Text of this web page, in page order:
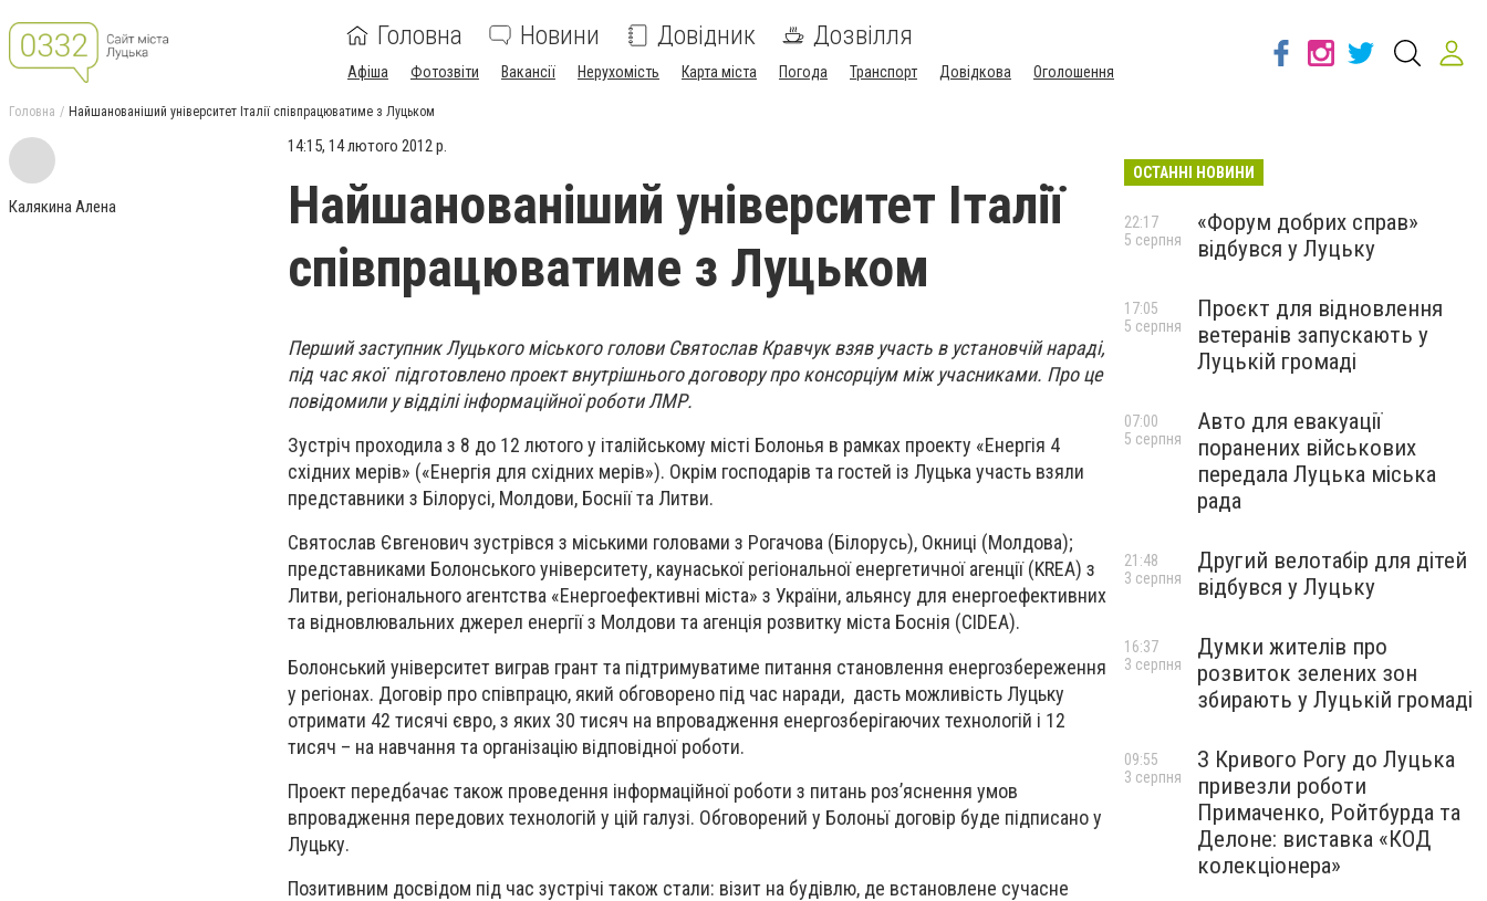
Головна Новини Довідник Дозвілля
Афіша Фотозвіти Вакансії Нерухомість Карта міста Погода Транспорт Довідкова Оголошення
Головна Найшанованіший університет Італії співпрацюватиме з Луцьком
Калякина Алена
14:15, 14 лютого 2012 р.
Найшанованіший університет Італії
співпрацюватиме з Луцьком
Перший заступник Луцького міського голови Святослав Кравчук взяв участь в установчій нараді,
під час якої підготовлено проект внутрішнього договору про консорціум між учасниками. Про це
повідомили у відділі інформаційної роботи ЛМР.
Зустріч проходила з 8 до 12 лютого у італійському місті Болонья в рамках проекту «Енергія 4
східних мерів» («Енергія для східних мерів»). Окрім господарів та гостей із Луцька участь взяли
представники з Білорусі, Молдови, Боснії та Литви.
Святослав Євгенович зустрівся з міськими головами з Рогачова (Білорусь), Окниці (Молдова);
представниками Болонського університету, каунаської регіональної енергетичної агенції (KREA) з
Литви, регіонального агентства «Енергоефективні міста» з України, альянсу для енергоефективних
та відновлювальних джерел енергії з Молдови та агенція розвитку міста Боснія (CIDEA).
Болонський університет виграв грант та підтримуватиме питання становлення енергозбереження
у регіонах. Договір про співпрацю, який обговорено під час наради, дасть можливість Луцьку
отримати 42 тисячі євро, з яких 30 тисяч на впровадження енергозберігаючих технологій і 12
тисяч – на навчання та організацію відповідної роботи.
Проект передбачає також проведення інформаційної роботи з питань роз’яснення умов
впровадження передових технологій у цій галузі. Обговорений у Болоньї договір буде підписано у
Луцьку.
Позитивним досвідом під час зустрічі також стали: візит на будівлю, де встановлене сучасне
ОСТАННІ НОВИНИ
«Форум добрих справ»
відбувся у Луцьку
22:17
5 серпня
Проєкт для відновлення
ветеранів запускають у
Луцькій громаді
17:05
5 серпня
Авто для евакуації
поранених військових
передала Луцька міська
рада
07:00
5 серпня
Другий велотабір для дітей
відбувся у Луцьку
21:48
3 серпня
Думки жителів про
розвиток зелених зон
збирають у Луцькій громаді
16:37
3 серпня
З Кривого Рогу до Луцька
привезли роботи
Примаченко, Ройтбурда та
Делоне: виставка «КОД
колекціонера»
09:55
3 серпня